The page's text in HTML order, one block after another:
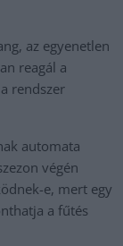
az egyenetlen
reagál a
rendszer
automata
végén
e, mert egy
a fűtés